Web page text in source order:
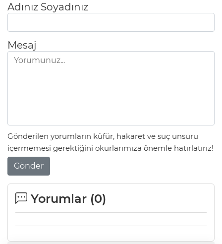
Adınız Soyadınız
Mesaj
Gönderilen yorumların küfür, hakaret ve suç unsuru
içermemesi gerektiğini okurlarımıza önemle hatırlatırız!
Gönder
Yorumlar (0)